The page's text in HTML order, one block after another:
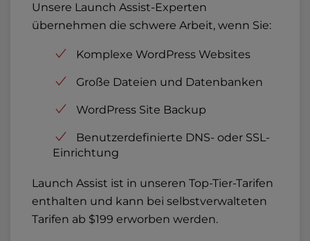
Unsere Launch Assist-Experten
übernehmen die schwere Arbeit, wenn Sie:
Komplexe WordPress Websites
Große Dateien und Datenbanken
WordPress Site Backup
Benutzerdefinierte DNS- oder SSL-
Einrichtung
Launch Assist ist in unseren Top-Tier-Tarifen
enthalten und kann bei selbstverwalteten
Tarifen ab $199 erworben werden.